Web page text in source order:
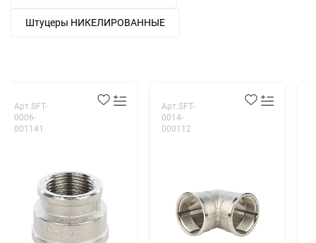
Штуцеры НИКЕЛИРОВАННЫЕ
Арт.SFT-
0006-
001141
Арт.SFT-
0014-
000112